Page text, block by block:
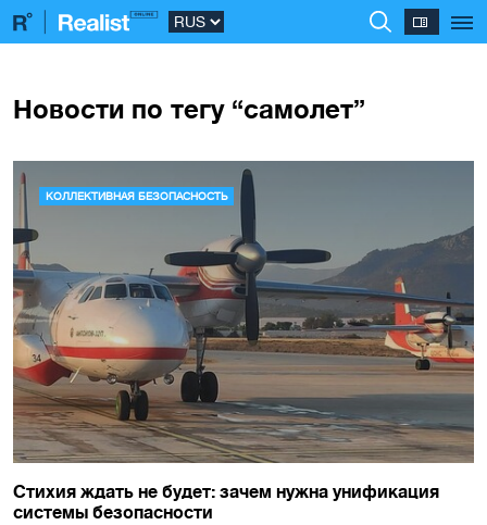
Новости по тегу “самолет”
КОЛЛЕКТИВНАЯ БЕЗОПАСНОСТЬ
Стихия ждать не будет: зачем нужна унификация
системы безопасности